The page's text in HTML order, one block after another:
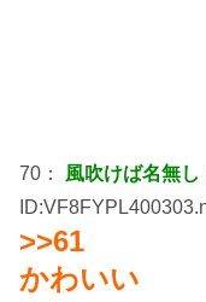
70： 風吹けば名無し
>>61
かわいい